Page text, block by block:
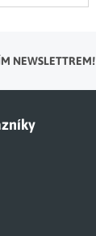
NEWSLETTREM!